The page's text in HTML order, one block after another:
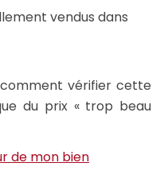
vendus dans
vérifier cette
du prix « trop beau
de mon bien